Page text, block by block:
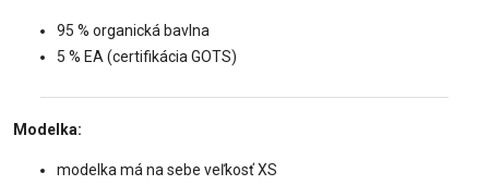
95 % organická bavlna
5 % EA (certifikácia GOTS)
Modelka:
modelka má na sebe veľkosť XS